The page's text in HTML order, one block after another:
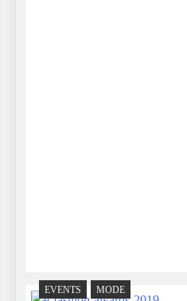
EVENTS MODE